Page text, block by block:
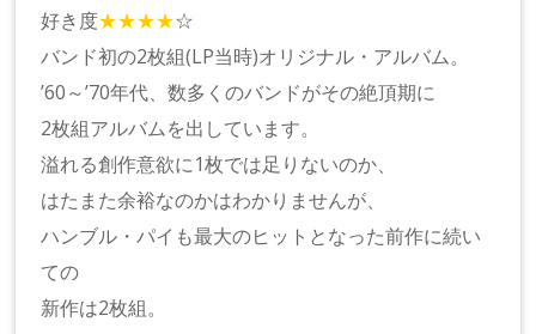
好き度★★★★☆
バンド初の2枚組(LP当時)オリジナル・アルバム。
’60～’70年代、数多くのバンドがその絶頂期に
2枚組アルバムを出しています。
溢れる創作意欲に1枚では足りないのか、
はたまた余裕なのかはわかりませんが、
ハンブル・パイも最大のヒットとなった前作に続い
ての
新作は2枚組。